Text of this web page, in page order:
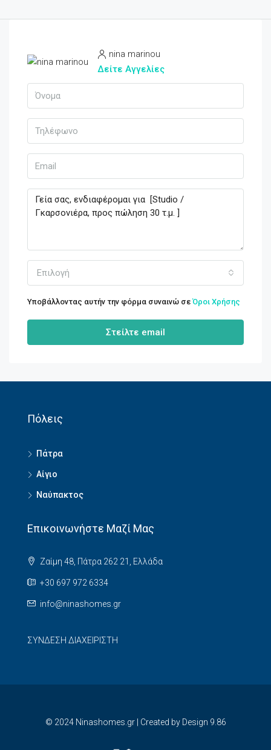
nina marinou
Δείτε Αγγελίες
Επιλογή
Υποβάλλοντας αυτήν την φόρμα συναινώ σεΌροι Χρήσης
Στείλτε email
Πόλεις
Πάτρα
Αίγιο
Ναύπακτος
Επικοινωνήστε Μαζί Μας
Ζαίμη 48, Πάτρα 262 21, Ελλάδα
+30 697 972 6334
info@ninashomes.gr
ΣΥΝΔΕΣΗ ΔΙΑΧΕΙΡΙΣΤΗ
© 2024 Ninashomes.gr | Created by Design 9.86